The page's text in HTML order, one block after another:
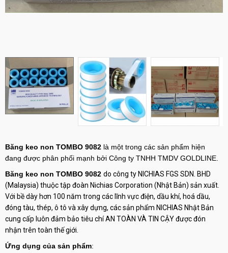
Băng keo non TOMBO 9082 là một trong các sản phẩm hiện
đang được phân phối mạnh bởi Công ty TNHH TMDV GOLDLINE.
Băng keo non TOMBO 9082 do công ty NICHIAS FGS SDN. BHD
(Malaysia) thuộc tập đoàn Nichias Corporation (Nhật Bản) sản xuất.
Với bề dày hơn 100 năm trong các lĩnh vực điện, dầu khí, hoá dầu,
đóng tàu, thép, ô tô và xây dựng, các sản phẩm NICHIAS Nhật Bản
cung cấp luôn đảm bảo tiêu chí AN TOÀN VÀ TIN CẬY được đón
nhận trên toàn thế giới.
Ứng dụng của sản phẩm: